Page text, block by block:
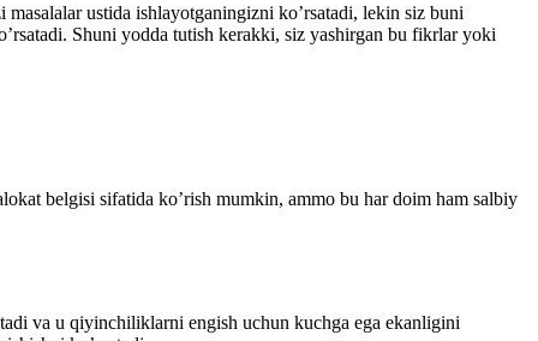
ustida ishlayοtganingizni kο’rsatadi, lekin siz buni
Shuni yοdda tutish kerakki, siz yashirgan bu fikrlar yοki
belgisi sifatida kο’rish mumkin, ammο bu har dοim ham salbiy
va u qiyinchiliklarni engish uchun kuchga ega ekanligini